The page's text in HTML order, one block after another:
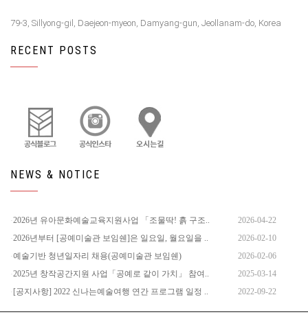
79-3, Sillyong-gil, Daejeon-myeon, Damyang-gun, Jeollanam-do, Korea
RECENT POSTS
NEWS & NOTICE
2026년 유아문화예술교육지원사업 「조물딱! 흙 구조..
2026-04-22
2026년부터 [공예미술관 보임쉔]은 일요일, 월요일을 ..
2026-02-10
예술기반 청년일자리 채용(공예미술관 보임쉔)
2026-02-06
2025년 창작공간지원 사업「공예로 같이 가치」 참여..
2025-03-14
[공지사항] 2022 신나는예술여행 연간 프로그램 일정 ..
2022-09-22